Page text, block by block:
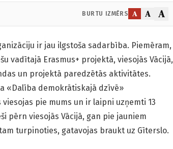
BURTU IZMĒRS A A A
ir jau ilgstoša sadarbība. Piemēram,
vadītajā Erasmus+ projektā, viesojās Vācijā,
un projektā paredzētās aktivitātes.
«Dalība demokrātiskajā dzīvē»
pie mums un ir laipni uzņemti 13
pērn viesojās Vācijā, gan pie jauniem
turpinoties, gatavojas braukt uz Gīterslo.